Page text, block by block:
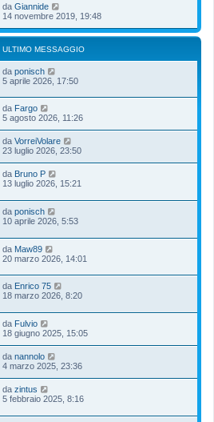
da Giannide
14 novembre 2019, 19:48
ULTIMO MESSAGGIO
da ponisch
5 aprile 2026, 17:50
da Fargo
5 agosto 2026, 11:26
da VorreiVolare
23 luglio 2026, 23:50
da Bruno P
13 luglio 2026, 15:21
da ponisch
10 aprile 2026, 5:53
da Maw89
20 marzo 2026, 14:01
da Enrico 75
18 marzo 2026, 8:20
da Fulvio
18 giugno 2025, 15:05
da nannolo
4 marzo 2025, 23:36
da zintus
5 febbraio 2025, 8:16